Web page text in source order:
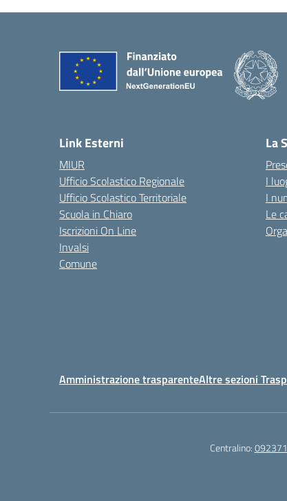
Link Esterni
MIUR
Ufficio Scolastico Regionale
Ufficio Scolastico Territoriale
Scuola in Chiaro
Iscrizioni On Line
Invalsi
Comune
La
I
I
Le
Amministrazione trasparenteAltre sezioni
Centralino: